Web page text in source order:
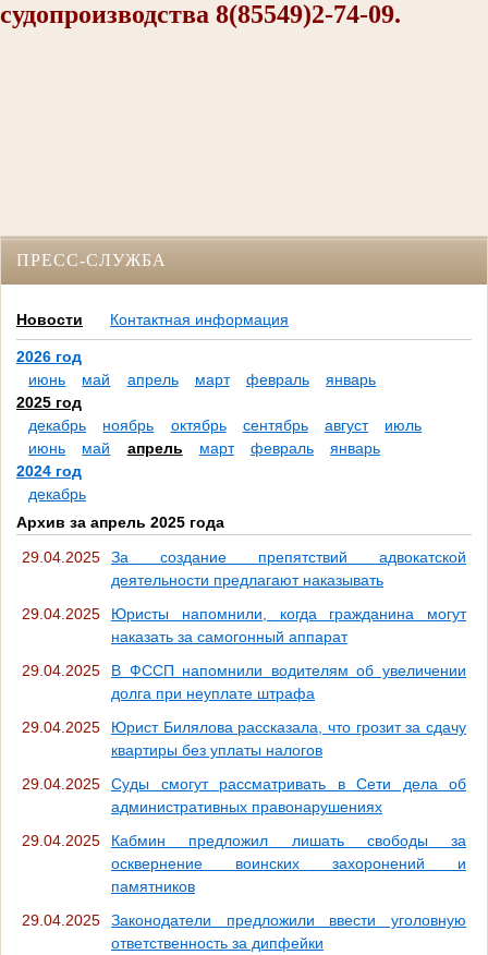
судопроизводства 8(85549)2-74-09.
ПРЕСС-СЛУЖБА
Новости Контактная информация
2026 год
июнь
май апрель март февраль
январь
2025 год
декабрь
ноябрь октябрь сентябрь август
июль
июнь
май апрель март февраль
январь
2024 год
декабрь
Архив за апрель 2025 года
29.04.2025
За создание препятствий адвокатской
деятельности предлагают наказывать
29.04.2025
Юристы напомнили, когда гражданина могут
наказать за самогонный аппарат
29.04.2025
В ФССП напомнили водителям об увеличении
долга при неуплате штрафа
29.04.2025
Юрист Билялова рассказала, что грозит за сдачу
квартиры без уплаты налогов
29.04.2025
Суды смогут рассматривать в Сети дела об
административных правонарушениях
29.04.2025
Кабмин предложил лишать свободы за
осквернение воинских захоронений и
памятников
29.04.2025
Законодатели предложили ввести уголовную
ответственность за дипфейки